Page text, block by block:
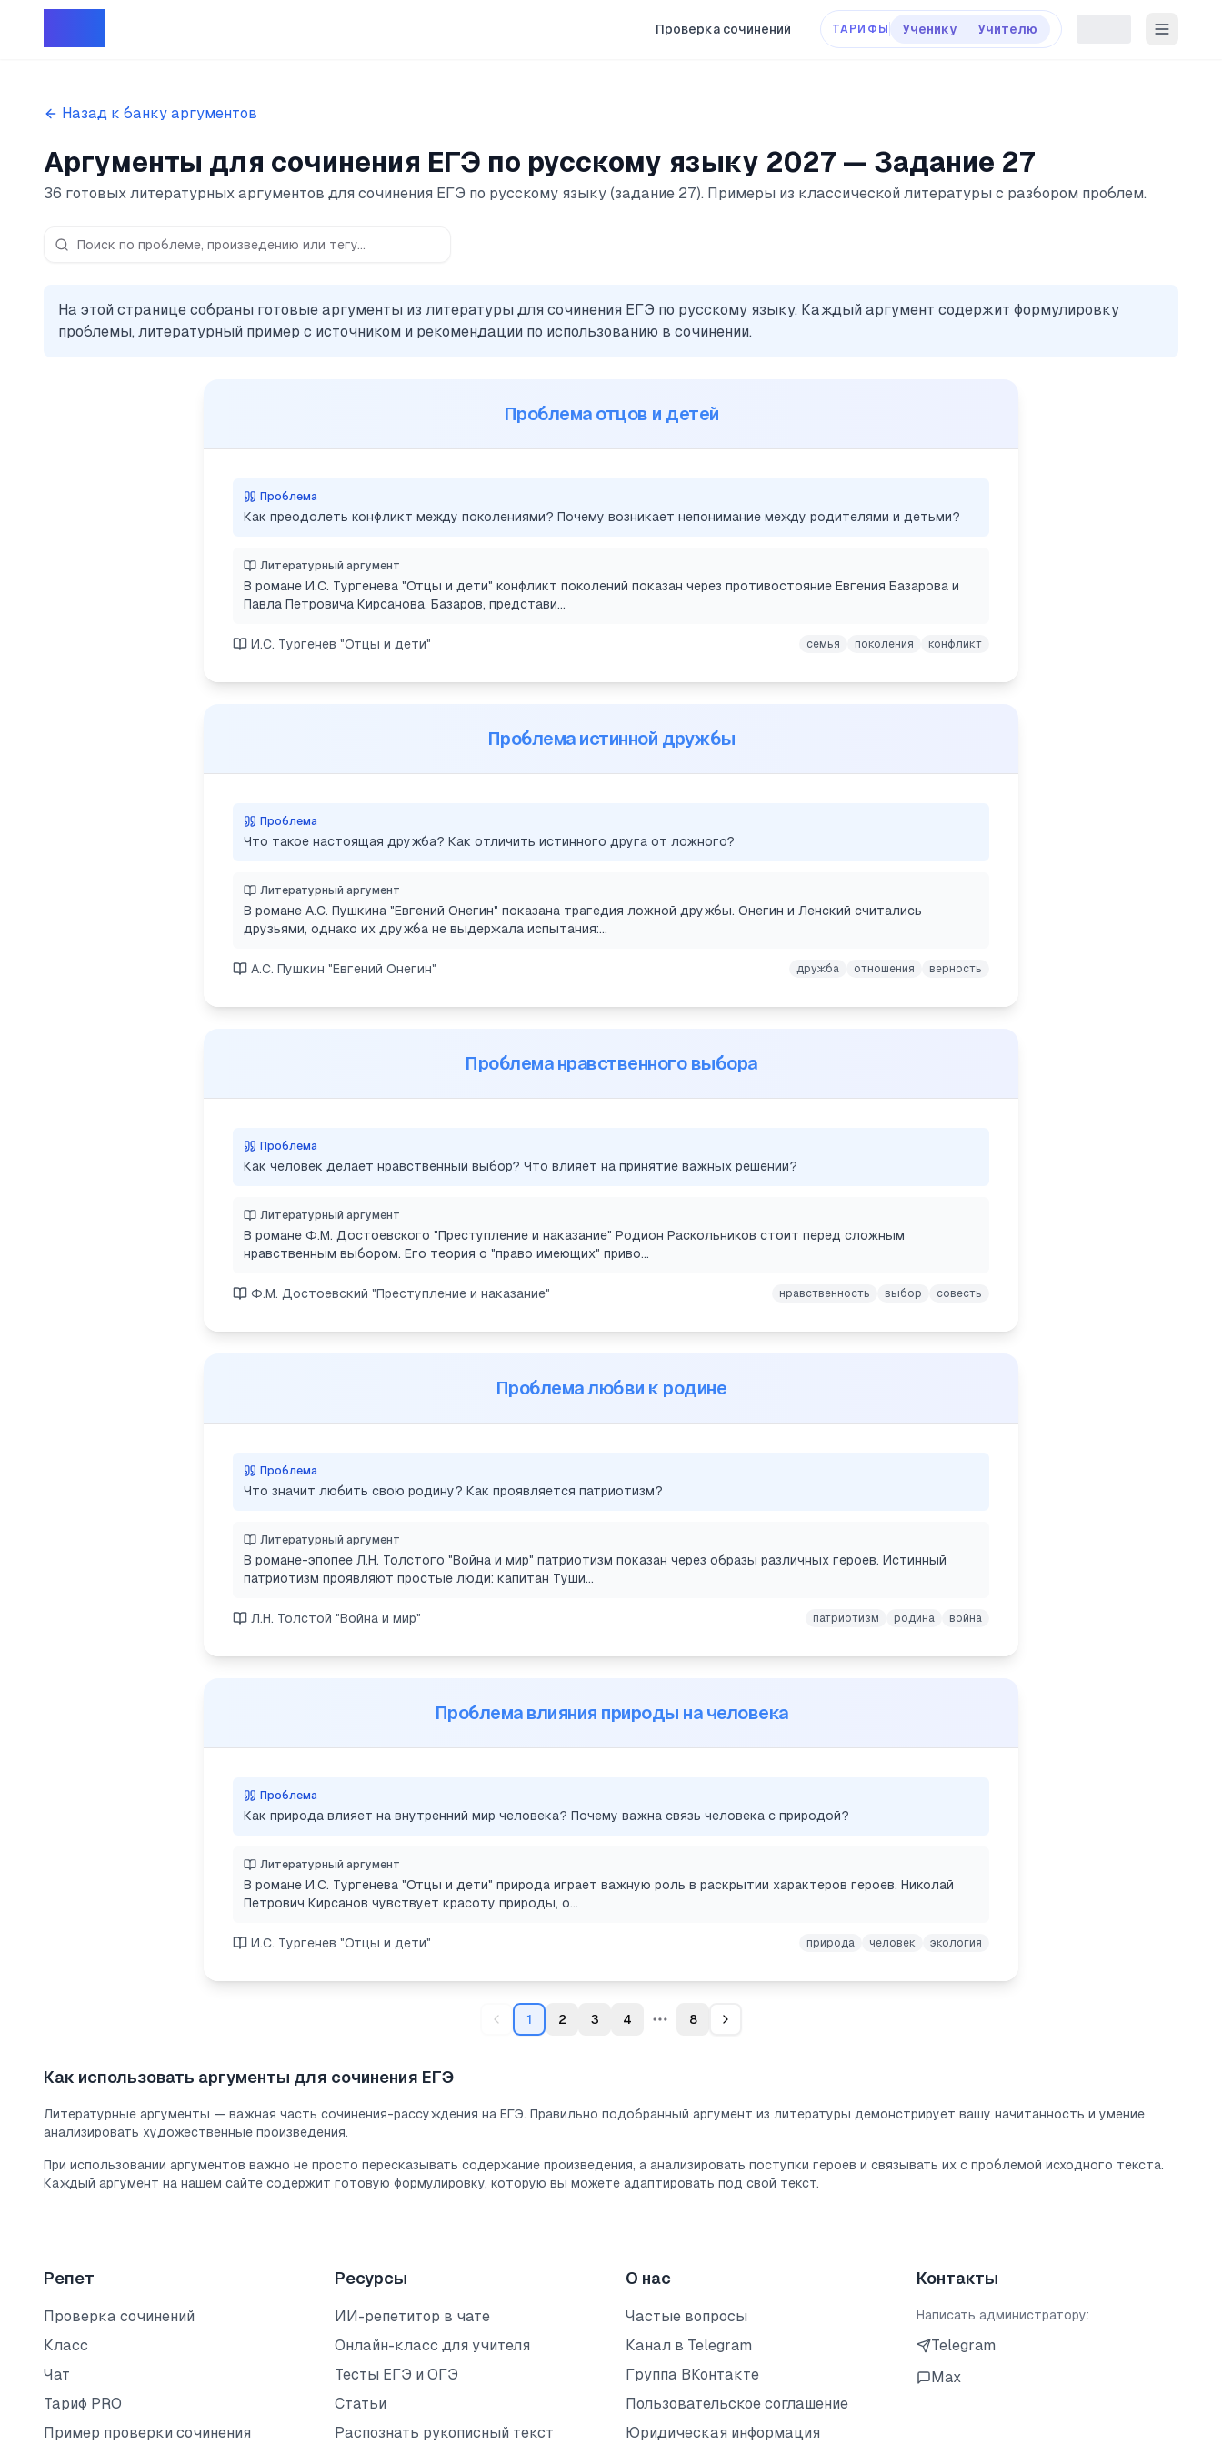
Проверка сочинений ТАРИФЫ Ученику Учителю
Назад к банку аргументов
Аргументы для сочинения ЕГЭ по русскому языку 2027 — Задание 27
36 готовых литературных аргументов для сочинения ЕГЭ по русскому языку (задание 27). Примеры из классической литературы с разбором проблем.
На этой странице собраны готовые аргументы из литературы для сочинения ЕГЭ по русскому языку. Каждый аргумент содержит формулировку
проблемы, литературный пример с источником и рекомендации по использованию в сочинении.
Проблема отцов и детей
Проблема
Как преодолеть конфликт между поколениями? Почему возникает непонимание между родителями и детьми?
Литературный аргумент
В романе И.С. Тургенева "Отцы и дети" конфликт поколений показан через противостояние Евгения Базарова и
Павла Петровича Кирсанова. Базаров, представи...
И.С. Тургенев "Отцы и дети" семья поколения конфликт
Проблема истинной дружбы
Проблема
Что такое настоящая дружба? Как отличить истинного друга от ложного?
Литературный аргумент
В романе А.С. Пушкина "Евгений Онегин" показана трагедия ложной дружбы. Онегин и Ленский считались
друзьями, однако их дружба не выдержала испытания:...
А.С. Пушкин "Евгений Онегин" дружба отношения верность
Проблема нравственного выбора
Проблема
Как человек делает нравственный выбор? Что влияет на принятие важных решений?
Литературный аргумент
В романе Ф.М. Достоевского "Преступление и наказание" Родион Раскольников стоит перед сложным
нравственным выбором. Его теория о "право имеющих" приво...
Ф.М. Достоевский "Преступление и наказание" нравственность выбор совесть
Проблема любви к родине
Проблема
Что значит любить свою родину? Как проявляется патриотизм?
Литературный аргумент
В романе-эпопее Л.Н. Толстого "Война и мир" патриотизм показан через образы различных героев. Истинный
патриотизм проявляют простые люди: капитан Туши...
Л.Н. Толстой "Война и мир" патриотизм родина война
Проблема влияния природы на человека
Проблема
Как природа влияет на внутренний мир человека? Почему важна связь человека с природой?
Литературный аргумент
В романе И.С. Тургенева "Отцы и дети" природа играет важную роль в раскрытии характеров героев. Николай
Петрович Кирсанов чувствует красоту природы, о...
И.С. Тургенев "Отцы и дети" природа человек экология
1 2 3 4
Больше страниц
8
Как использовать аргументы для сочинения ЕГЭ
Литературные аргументы — важная часть сочинения-рассуждения на ЕГЭ. Правильно подобранный аргумент из литературы демонстрирует вашу начитанность и умение
анализировать художественные произведения.
При использовании аргументов важно не просто пересказывать содержание произведения, а анализировать поступки героев и связывать их с проблемой исходного текста.
Каждый аргумент на нашем сайте содержит готовую формулировку, которую вы можете адаптировать под свой текст.
Репет
Проверка сочинений
Класс
Чат
Тариф PRO
Пример проверки сочинения
Ресурсы
ИИ-репетитор в чате
Онлайн-класс для учителя
Тесты ЕГЭ и ОГЭ
Статьи
Распознать рукописный текст
О нас
Частые вопросы
Канал в Telegram
Группа ВКонтакте
Пользовательское соглашение
Юридическая информация
Контакты
Написать администратору:
Telegram
Max